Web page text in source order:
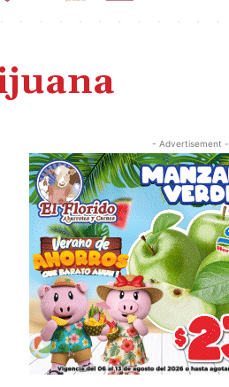
- Advertisement -